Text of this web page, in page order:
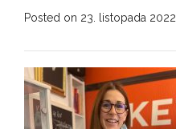
Posted on 23. listopada 2022.